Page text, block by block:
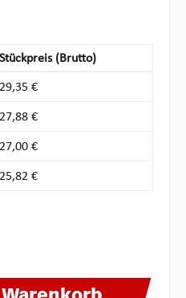
Stückpreis (Brutto)
29,35 €
27,88 €
27,00 €
25,82 €
die Schaltflächen um die Anzahl zu